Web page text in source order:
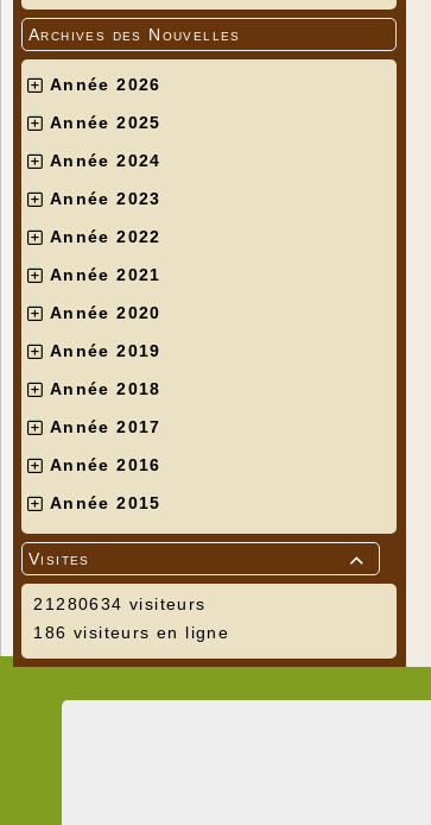
Archives des Nouvelles
Année 2026
Année 2025
Année 2024
Année 2023
Année 2022
Année 2021
Année 2020
Année 2019
Année 2018
Année 2017
Année 2016
Année 2015

Visites
21280634 visiteurs
186 visiteurs en ligne